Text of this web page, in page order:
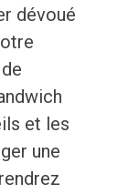
dévoué
et les
une